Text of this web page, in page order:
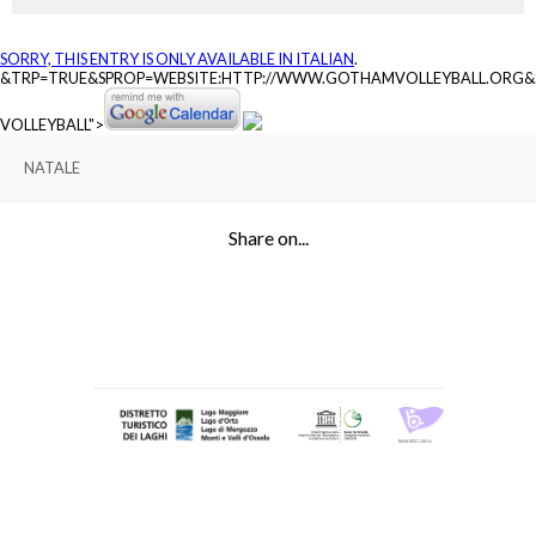
SORRY, THIS ENTRY IS ONLY AVAILABLE IN ITALIAN.
&TRP=TRUE&SPROP=WEBSITE:HTTP://
VOLLEYBALL">
NATALE
Share on...